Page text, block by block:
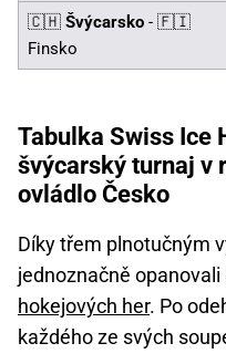
🇨🇭 Švýcarsko - 🇫🇮
Finsko
Tabulka Swiss Ice
švýcarský turnaj v
ovládlo Česko
Díky třem plnotučným
jednoznačně opanovali
hokejových her. Po
každého ze svých